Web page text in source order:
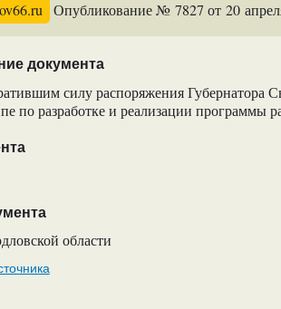
Опубликование № 7827 от 20
документа
силу распоряжения Губернатора
по разработке и реализации программы
области